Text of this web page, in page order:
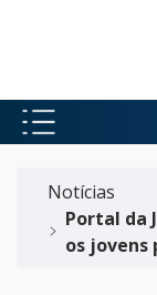
Pular para o
Notícias
Portal da
os jovens